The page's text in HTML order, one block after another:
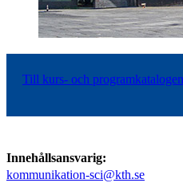
Till kurs- och programkatalogen
Innehållsansvarig:
kommunikation-sci@kth.se